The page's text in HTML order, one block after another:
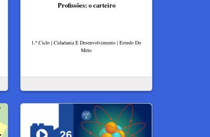
Profissões: o carteiro
1.º Ciclo | Cidadania E Desenvolvimento | Estudo Do
Meio